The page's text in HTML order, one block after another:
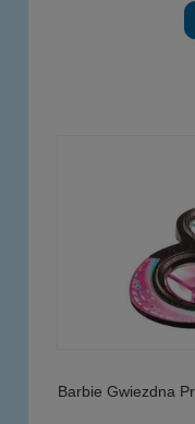
Barbie Gwiezdna